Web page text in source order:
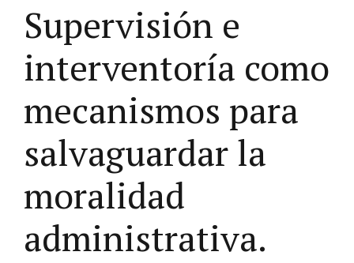
Supervisión e
interventoría como
mecanismos para
salvaguardar la
moralidad
administrativa.